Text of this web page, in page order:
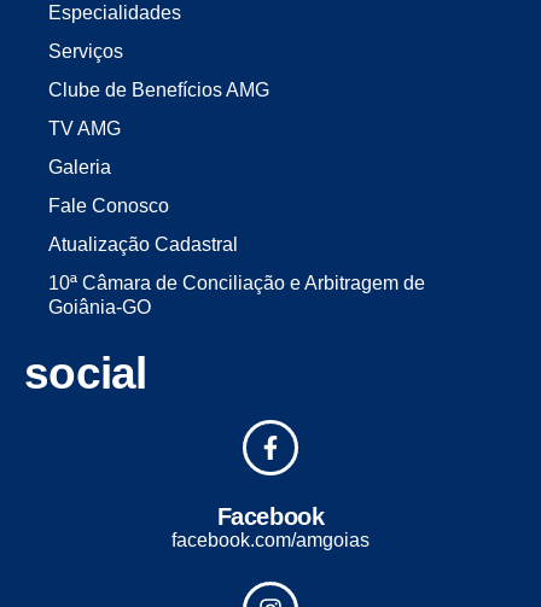
Especialidades
Serviços
Clube de Benefícios AMG
TV AMG
Galeria
Fale Conosco
Atualização Cadastral
10ª Câmara de Conciliação e Arbitragem de
Goiânia-GO
social
Facebook
facebook.com/amgoias